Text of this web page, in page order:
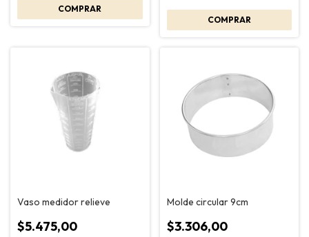
Vaso medidor relieve
$5.475,00
Molde circular 9cm
$3.306,00